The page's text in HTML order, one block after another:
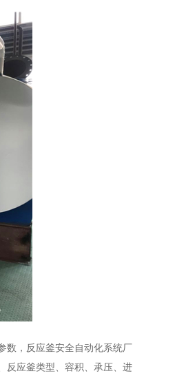
数，反应釜安全自动化系统厂
反应釜类型、容积、承压、进